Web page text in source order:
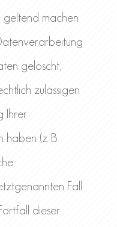
geltend machen
gelöscht,
zulässigen
Ihrer
(z. B.
Fall
dieser